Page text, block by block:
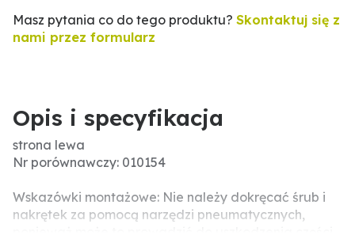
Masz pytania co do tego produktu? Skontaktuj się z
nami przez formularz
Opis i specyfikacja
strona lewa
Nr porównawczy: 010154
Wskazówki montażowe: Nie należy dokręcać śrub i
nakrętek za pomocą narzędzi pneumatycznych,